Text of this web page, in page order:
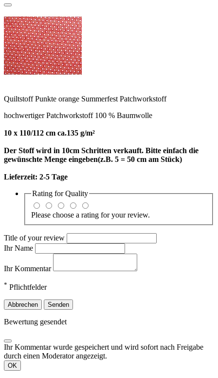
Quiltstoff Punkte orange Summerfest Patchworkstoff
hochwertiger Patchworkstoff 100 % Baumwolle
10 x 110/112 cm ca.135 g/m²
Der Stoff wird in 10cm Schritten verkauft. Bitte einfach die
gewünschte Menge eingeben(z.B. 5 = 50 cm am Stück)
Lieferzeit: 2-5 Tage
Rating forQuality
Please choose a rating for your review.
Title of your review
Ihr Name
Ihr Kommentar
* Pflichtfelder
Abbrechen Senden
Bewertung gesendet
Ihr Kommentar wurde gespeichert und wird sofort nach Freigabe
durch einen Moderator angezeigt.
OK